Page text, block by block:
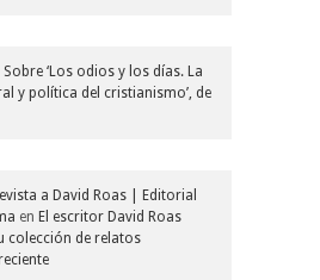
Sobre ‘Los odios y los días. La
y política del cristianismo’, de
a David Roas | Editorial
en El escritor David Roas
colección de relatos